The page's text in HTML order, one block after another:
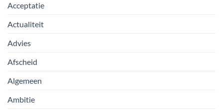
Acceptatie
Actualiteit
Advies
Afscheid
Algemeen
Ambitie